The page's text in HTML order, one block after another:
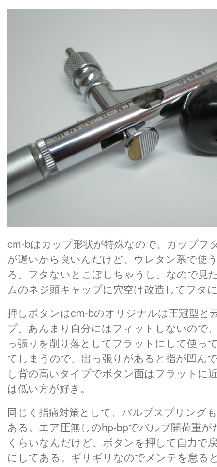
cm-bはカップ形状が特殊なので、カップフ
が遅いから良いんだけど、ウレタン系で使
ろ。フタないとこぼしちゃうし。なので見
ムのネジ頭キャップに穴空け改造してフタ
押しボタンはcm-bのオリジナルは王冠型と
プ。あんまり自分にはフィットしないので
っ張りを削り落としてフラットにして使っ
てしまうので、出っ張りがあると指が凹ん
し背の高いタイプでボタン面はフラットに
は低い方が好き。
同じく指痛対策として、バルブスプリング
ある。エア圧無しのhp-bpでバルブ開荷重
くらいなんだけど、ボタンを押して自力で
にしてある。ギリギリなのでメンテを怠る